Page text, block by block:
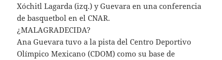
Xóchitl Lagarda (izq.) y Guevara en una conferencia
de basquetbol en el CNAR.
¿MALAGRADECIDA?
Ana Guevara tuvo a la pista del Centro Deportivo
Olímpico Mexicano (CDOM) como su base de